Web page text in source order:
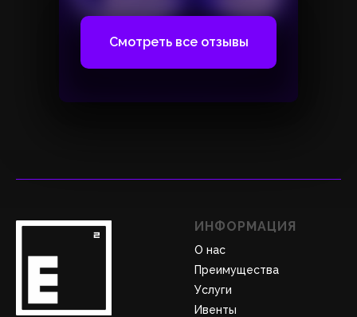
Смотреть все отзывы
ИНФОРМАЦИЯ
О нас
Преимущества
Услуги
Ивенты